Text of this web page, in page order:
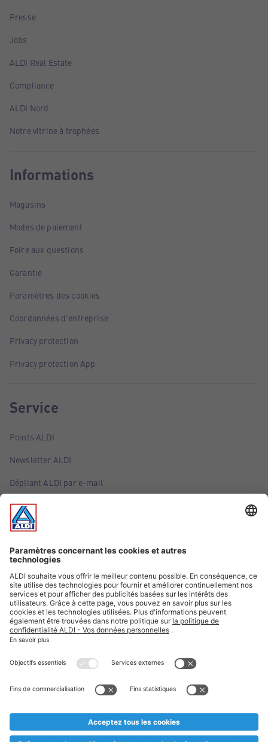
Presse
Jobs
ALDI Real Estate
Compliance
ALDI Nord
Notre vitrine à trophées
Informations
Magasins
Modes de paiement
Foire aux questions
Garantie
Paramètres des cookies
Coordonnées d'entreprise
Privacy protection
Privacy protection App
Service
Points ALDI
Newsletter ALDI
Dépliant ALDI par e-mail
Offres
Infos essentielles
Suivez ALDI Belgique
Textes marqués d'un astérisque et mentions légales
* Nous vendons ces articles temporairement et jusqu'à
au cas où, malgré le planning bien étudié, nous serions
prématurément en rupture de stock. Prix Recupel et TVA incl.
** Sur ce site, l’utilisation de la forme masculine a été adoptée